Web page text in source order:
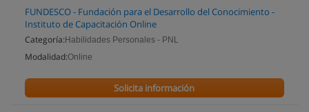
FUNDESCO - Fundación para el Desarrollo del Conocimiento -
Instituto de Capacitación Online
Categoría: Habilidades Personales - PNL
Modalidad:Online
Solicita información